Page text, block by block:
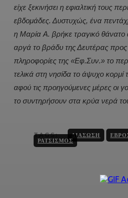
είχε ξεκινήσει η εφιαλτική τους
εβδομάδες. Δυστυχώς, ένα
η Μαρία A. βρήκε τραγικό
αργά το βράδυ της Δευτέρας
πληροφορίες της «Εφ.Συν.» το
τελικά στη νησίδα το άψυχο
αφού τις προηγούμενες μέρες οι
το συντηρήσουν στα κρύα νερά
TAGS: ΔΙΆΣΩΣΗ
ΡΑΤΣΙΣΜΌΣ